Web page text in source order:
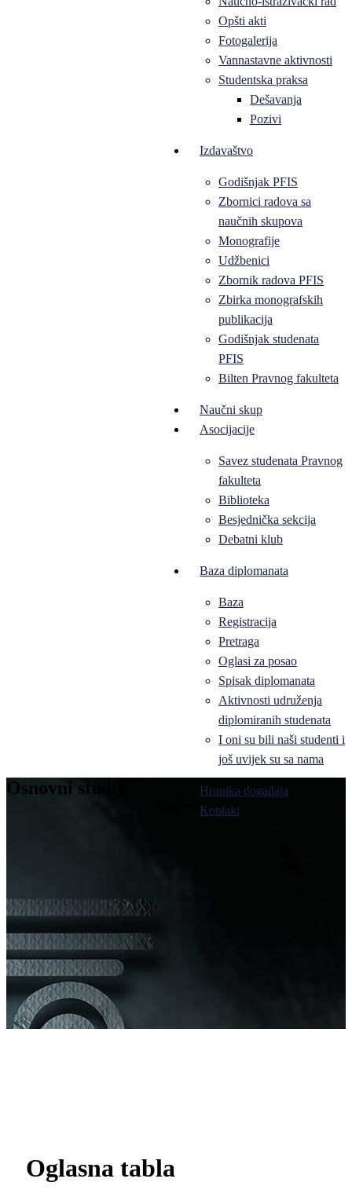
Opšti akti
Fotogalerija
Vannastavne aktivnosti
Studentska praksa
Dešavanja
Pozivi
Izdavaštvo
Godišnjak PFIS
Zbornici radova sa
naučnih skupova
Monografije
Udžbenici
Zbornik radova PFIS
Zbirka monografskih
publikacija
Godišnjak studenata
PFIS
Bilten Pravnog fakulteta
Naučni skup
Asocijacije
Savez studenata Pravnog
fakulteta
Biblioteka
Besjednička sekcija
Debatni klub
Baza diplomanata
Baza
Registracija
Pretraga
Oglasi za posao
Spisak diplomanata
Aktivnosti udruženja
diplomiranih studenata
I oni su bili naši studenti i
još uvijek su sa nama
Hronika događaja
Kontakt
Osnovni studij
Oglasna tabla